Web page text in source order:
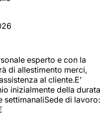
esperto e con la
di allestimento merci,
al cliente.E'
inizialmente della durata
settimanaliSede di lavoro: